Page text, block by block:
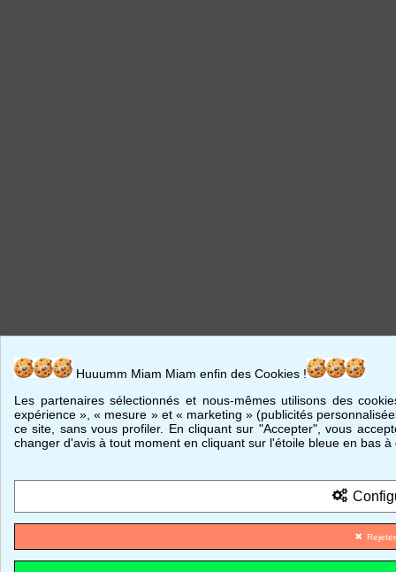
Huuumm Miam Miam enfin des Cookies !
Les partenaires sélectionnés et nous-mêmes utilisons des
expérience », « mesure » et « marketing » (publicités
ce site, sans vous profiler. En cliquant sur "Accepter", vous
changer d'avis à tout moment en cliquant sur l'étoile bleue en bas
Rejeter